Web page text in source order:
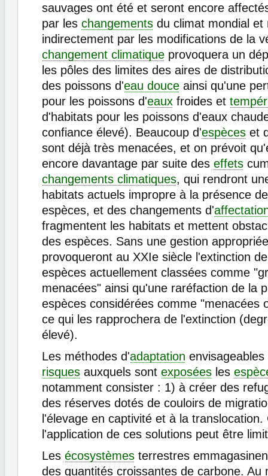
sauvages ont été et seront encore
par les changements du climat mondial et
indirectement par les modifications de la
changement climatique provoquera un
les pôles des limites des aires de
des poissons d'eau douce ainsi qu'une
pour les poissons d'eaux froides et
d'habitats pour les poissons d'eaux
confiance élevé). Beaucoup d'espèces et
sont déjà très menacées, et on prévoit
encore davantage par suite des effets
changements climatiques, qui rendront
habitats actuels impropre à la présence
espèces, et des changements d'
fragmentent les habitats et mettent
des espèces. Sans une gestion
provoqueront au XXIe siècle l'extinction
espèces actuellement classées comme
menacées" ainsi qu'une raréfaction de la
espèces considérées comme "menacées
ce qui les rapprochera de l'extinction
élevé).
Les méthodes d'adaptation
risques auxquels sont exposées les
notamment consister : 1) à créer des
des réserves dotés de couloirs de
l'élevage en captivité et à la translocation.
l'application de ces solutions peut être
Les écosystèmes terrestres
des quantités croissantes de carbone. Au